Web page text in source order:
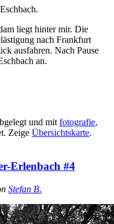
liegt hinter mir. Die
nach Frankfurt
ausfahren. Nach Pause
an.
und mit fotografie,
Zeige Übersichtskarte.
Erlenbach #4
Stefan B.